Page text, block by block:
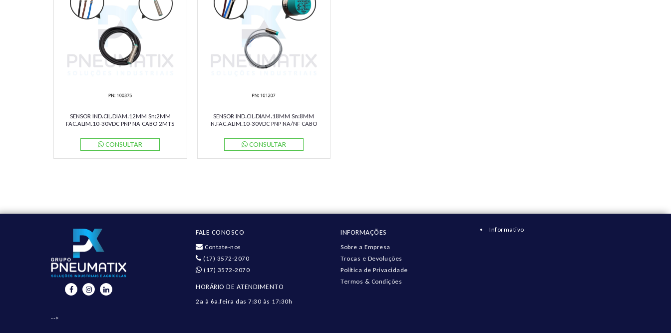
SENSOR IND.CIL.DIAM.12MM Sn:2MM
FAC.ALIM.10-30VDC PNP NA CABO 2MTS
PEPPERL
CONSULTAR
SENSOR IND.CIL.DIAM.18MM Sn:8MM
N.FAC.ALIM.10-30VDC PNP NA/NF CABO
PEPPERL
CONSULTAR
FALE CONOSCO
Contate-nos
(17) 3572-2070
(17) 3572-2070
HORÁRIO DE ATENDIMENTO
2a à 6a.feira das 7:30 às 17:30h
INFORMAÇÕES
Sobre a Empresa
Trocas e Devoluções
Política de Privacidade
Termos & Condições
Informativo
-->